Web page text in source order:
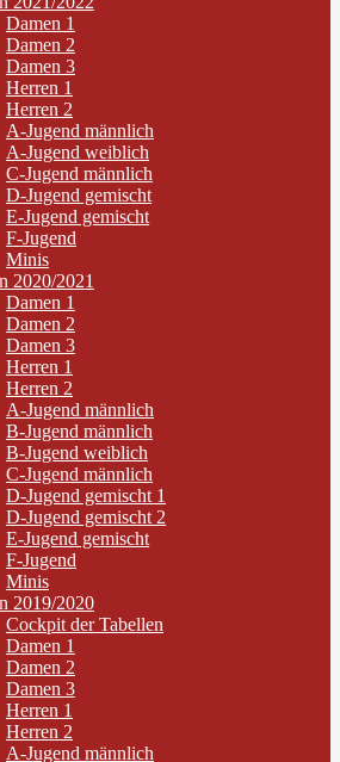
Damen 1
Damen 2
Damen 3
Herren 1
Herren 2
A-Jugend männlich
A-Jugend weiblich
C-Jugend männlich
D-Jugend gemischt
E-Jugend gemischt
F-Jugend
Minis
2020/2021
Damen 1
Damen 2
Damen 3
Herren 1
Herren 2
A-Jugend männlich
B-Jugend männlich
B-Jugend weiblich
C-Jugend männlich
D-Jugend gemischt 1
D-Jugend gemischt 2
E-Jugend gemischt
F-Jugend
Minis
2019/2020
Cockpit der Tabellen
Damen 1
Damen 2
Damen 3
Herren 1
Herren 2
A-Jugend männlich